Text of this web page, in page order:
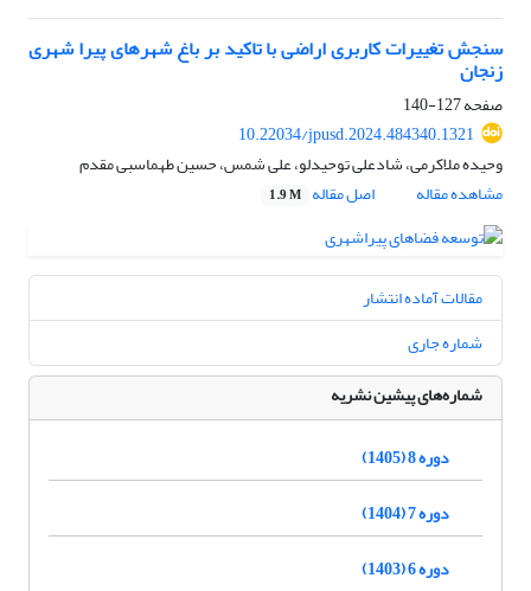
سنجش تغییرات کاربری اراضی با تاکید بر باغ شهرهای پیرا شهری
زنجان
صفحه127-140
10.22034/jpusd.2024.484340.1321
وحیده ملاکرمی، شادعلی توحیدلو، علی شمس، حسین طهماسبی مقدم
مشاهده مقاله
اصل مقاله 1.9 M
مقالات آماده انتشار
شماره جاری
شماره‌های پیشین نشریه
دوره 8 (1405)
دوره 7 (1404)
دوره 6 (1403)